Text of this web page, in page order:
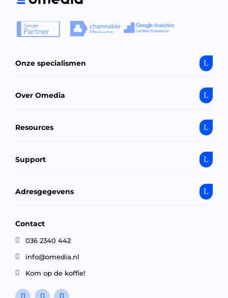
Onze specialismen
Over Omedia
Resources
Support
Adresgegevens
Contact
 036 2340 442
 info@omedia.nl
 Kom op de koffie!